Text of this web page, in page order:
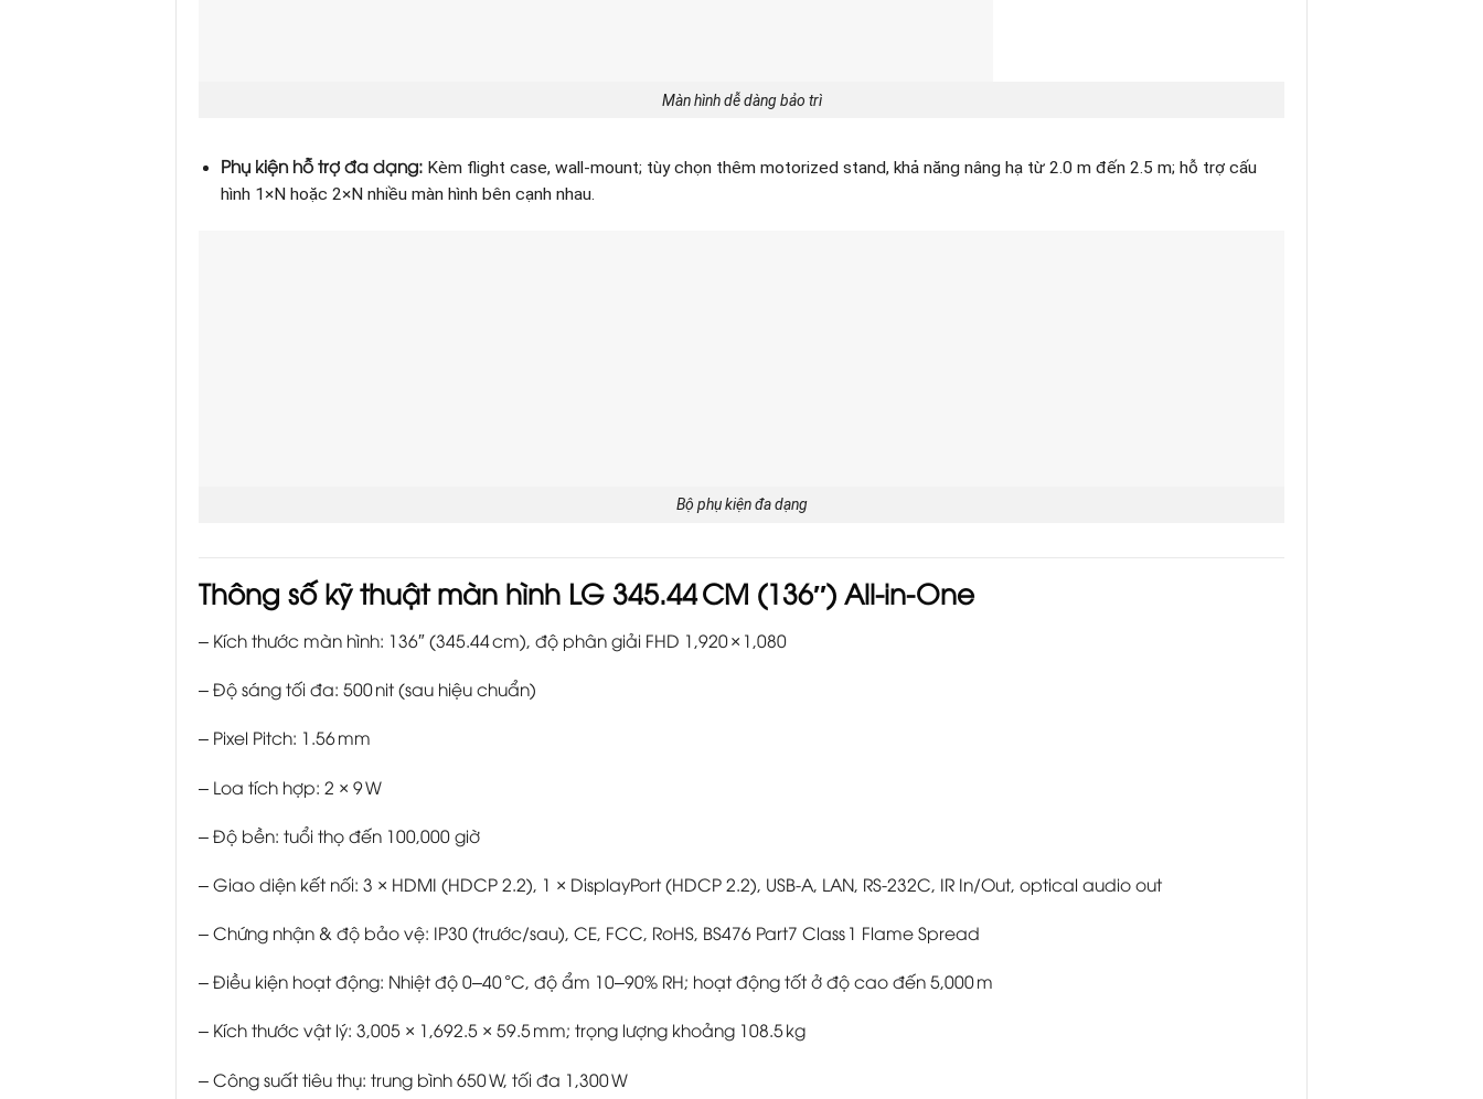
Màn hình dễ dàng bảo trì
Phụ kiện hỗ trợ đa dạng: Kèm flight case, wall-mount; tùy chọn thêm motorized stand, khả năng nâng hạ từ 2.0 m đến 2.5 m; hỗ trợ cấu
hình 1×N hoặc 2×N nhiều màn hình bên cạnh nhau.
Bộ phụ kiện đa dạng
Thông số kỹ thuậtmàn hình LG 345.44 CM (136″) All‑in‑One
– Kích thước màn hình: 136″ (345.44 cm), độ phân giải FHD 1,920 × 1,080
– Độ sáng tối đa: 500 nit (sau hiệu chuẩn)
– Pixel Pitch: 1.56 mm
– Loa tích hợp: 2 × 9 W
– Độ bền: tuổi thọ đến 100,000 giờ
– Giao diện kết nối: 3 × HDMI (HDCP 2.2), 1 × DisplayPort (HDCP 2.2), USB-A, LAN, RS‑232C, IR In/Out, optical audio out
– Chứng nhận & độ bảo vệ: IP30 (trước/sau), CE, FCC, RoHS, BS476 Part7 Class 1 Flame Spread
– Điều kiện hoạt động: Nhiệt độ 0–40 °C, độ ẩm 10–90% RH; hoạt động tốt ở độ cao đến 5,000 m
– Kích thước vật lý: 3,005 × 1,692.5 × 59.5 mm; trọng lượng khoảng 108.5 kg
– Công suất tiêu thụ: trung bình 650 W, tối đa 1,300 W